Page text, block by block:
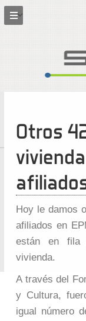
Otros
Hoy le damos
afiliados en
están en fila
vivienda.
A través del
y Cultura,
igual número